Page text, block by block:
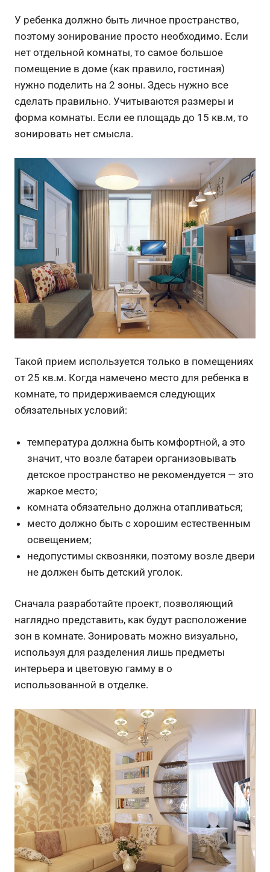
У ребенка должно быть личное пространство,
поэтому зонирование просто необходимо. Если
нет отдельной комнаты, то самое большое
помещение в доме (как правило, гостиная)
нужно поделить на 2 зоны. Здесь нужно все
сделать правильно. Учитываются размеры и
форма комнаты. Если ее площадь до 15 кв.м, то
зонировать нет смысла.
Такой прием используется только в помещениях
от 25 кв.м. Когда намечено место для ребенка в
комнате, то придерживаемся следующих
обязательных условий:
температура должна быть комфортной, а это
значит, что возле батареи организовывать
детское пространство не рекомендуется — это
жаркое место;
комната обязательно должна отапливаться;
место должно быть с хорошим естественным
освещением;
недопустимы сквозняки, поэтому возле двери
не должен быть детский уголок.
Сначала разработайте проект, позволяющий
наглядно представить, как будут расположение
зон в комнате. Зонировать можно визуально,
используя для разделения лишь предметы
интерьера и цветовую гамму в о
использованной в отделке.